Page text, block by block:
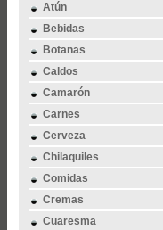
Atún
Bebidas
Botanas
Caldos
Camarón
Carnes
Cerveza
Chilaquiles
Comidas
Cremas
Cuaresma